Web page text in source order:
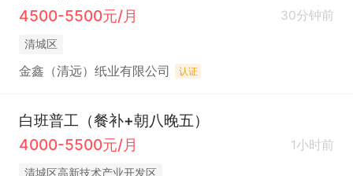
4500-5500元/月
30分钟前
清城区
金鑫（清远）纸业有限公司 认证
白班普工（餐补+朝八晚五）
4000-5500元/月
1小时前
清城区高新技术产业开发区